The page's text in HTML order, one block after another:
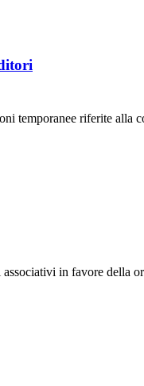
temporanee riferite
in favore della